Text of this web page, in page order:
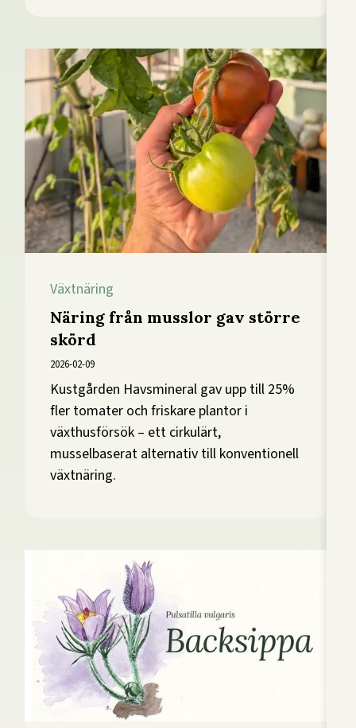
Växtnäring
Näring från musslor gav större
skörd
2026-02-09
Kustgården Havsmineral gav upp till 25%
fler tomater och friskare plantor i
växthusförsök – ett cirkulärt,
musselbaserat alternativ till konventionell
växtnäring.